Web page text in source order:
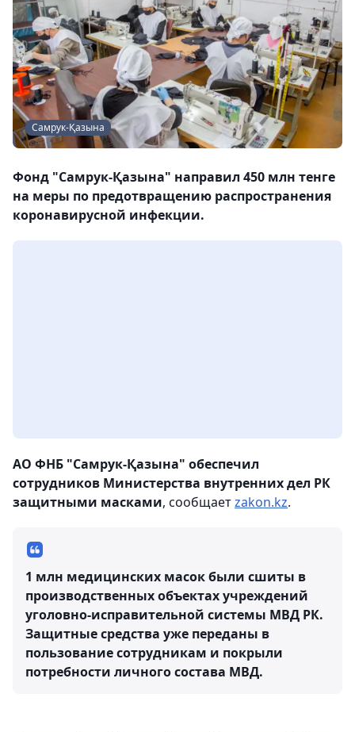
Самрук-Қазына
Фонд "Самрук-Қазына" направил 450 млн тенге
на меры по предотвращению распространения
коронавирусной инфекции.
АО ФНБ "Самрук-Қазына" обеспечил
сотрудников Министерства внутренних дел РК
защитными масками, сообщаетzakon.kz.
1 млн медицинских масок были сшиты в
производственных объектах учреждений
уголовно-исправительной системы МВД РК.
Защитные средства уже переданы в
пользование сотрудникам и покрыли
потребности личного состава МВД.